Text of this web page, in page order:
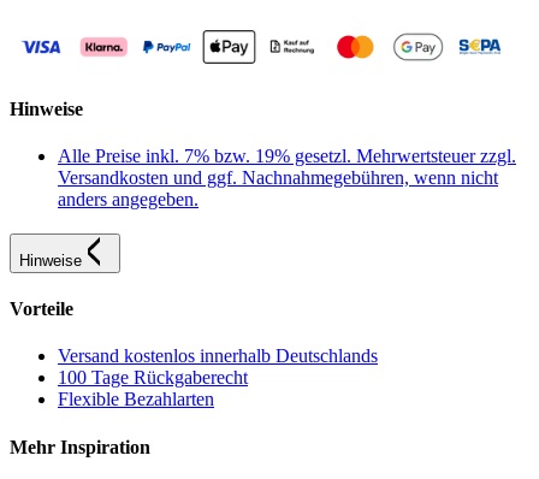
Hinweise
Alle Preise inkl. 7% bzw. 19% gesetzl. Mehrwertsteuer zzgl.
Versandkosten und ggf. Nachnahmegebühren, wenn nicht
anders angegeben.
Hinweise
Vorteile
Versand kostenlos innerhalb Deutschlands
100 Tage Rückgaberecht
Flexible Bezahlarten
Mehr Inspiration